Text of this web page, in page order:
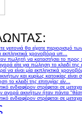
γειτονιά θα είχατε περιορισμό
εκπληκτικά χρονοβόρα υπ...
τον πωλητή να καταστήσει το
είτε για πώληση το κλειδί της
να είναι μία εκπληκτικά
και κυρίως κατοικίας
το κλειδί της επιτυχίας είν...
ενδιαφέρον στρέφεται σε
αγορά ακινήτων ήταν πάντα
ενδιαφέρον στρέφεται σε